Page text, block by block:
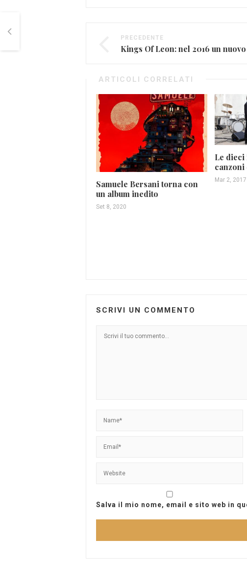
PRECEDENTE
ARTICOLI CORRELATI
Samuele Bersani torna con
un album inedito
Set 8, 2020
Le
canzoni
Mar 2, 2017
SCRIVI UN COMMENTO
Salva il mio nome, email e sito web in